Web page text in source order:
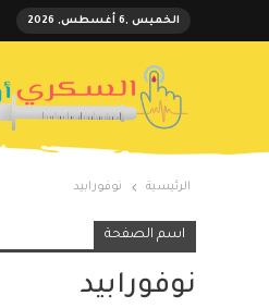
الخميس ,6 أغسطس, 2026
الرئيسية نوفورابيد
اسم الصفحة
نوفورابيد